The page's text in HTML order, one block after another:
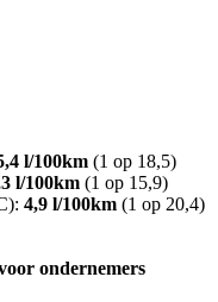
l/100km (1 op 18,5)
l/100km (1 op 15,9)
4,9 l/100km (1 op 20,4)
ondernemers